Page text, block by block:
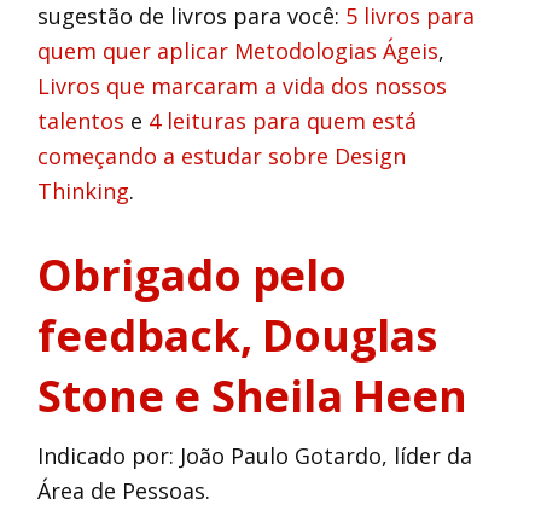
sugestão de livros para você: 5 livros para
quem quer aplicar Metodologias Ágeis,
Livros que marcaram a vida dos nossos
talentos e 4 leituras para quem está
começando a estudar sobre Design
Thinking.
Obrigado pelo
feedback, Douglas
Stone e Sheila Heen
Indicado por: João Paulo Gotardo, líder da
Área de Pessoas.